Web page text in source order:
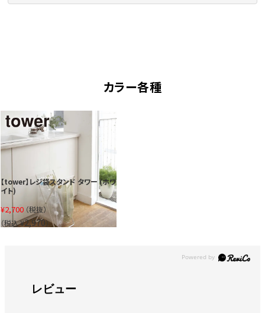
カラー各種
【tower】レジ袋スタンド タワー (ホワ
イト)
¥2,700 （税抜）
（税込 ¥2,970）
レビュー